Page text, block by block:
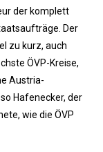
der komplett
Der
zu kurz, auch
ÖVP-Kreise,
Austria-
Hafenecker, der
wie die ÖVP